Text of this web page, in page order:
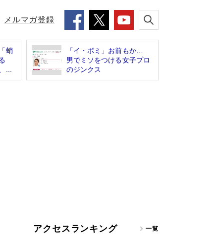
メルマガ登録
蛸
...
「イ・ボミ」お前もか…
男でミソをつける女子プロ
のジンクス
アクセスランキング 一覧